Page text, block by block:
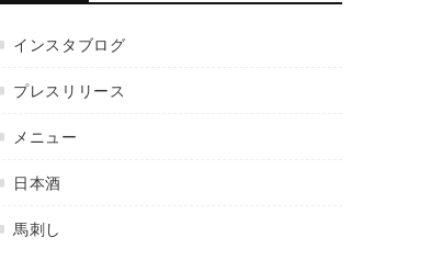
インスタブログ
プレスリリース
メニュー
日本酒
馬刺し